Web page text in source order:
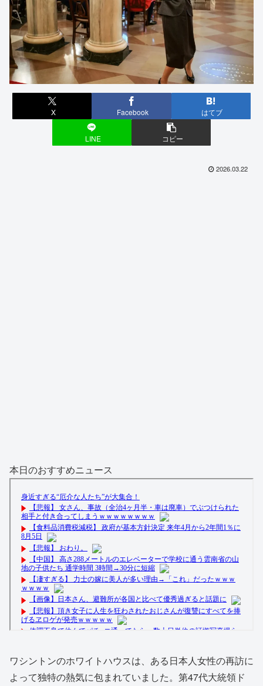
X Facebook はてブ
LINE コピー
2026.03.22
本日のおすすめニュース
ワシントンのホワイトハウスは、ある日本人女性の再訪に
よって独特の熱気に包まれていました。第47代大統領ド